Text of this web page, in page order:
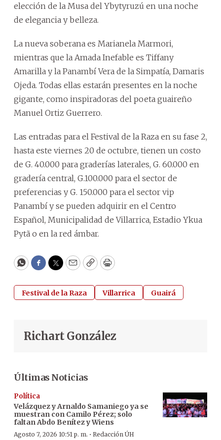
elección de la Musa del Ybytyruzú en una noche
de elegancia y belleza.
La nueva soberana es Marianela Marmori,
mientras que la Amada Inefable es Tiffany
Amarilla y la Panambí Vera de la Simpatía, Damaris
Ojeda. Todas ellas estarán presentes en la noche
gigante, como inspiradoras del poeta guaireño
Manuel Ortiz Guerrero.
Las entradas para el Festival de la Raza en su fase 2,
hasta este viernes 20 de octubre, tienen un costo
de G. 40.000 para graderías laterales, G. 60.000 en
gradería central, G.100.000 para el sector de
preferencias y G. 150.000 para el sector vip
Panambí y se pueden adquirir en el Centro
Español, Municipalidad de Villarrica, Estadio Ykua
Pytã o en la red ámbar.
WhatsApp
Facebook
Twitter
EmailCopyPrint
Festival de la Raza Villarrica Guairá
Richart González
Últimas Noticias
Política
Velázquez y Arnaldo Samaniego ya se
muestran con Camilo Pérez; solo
faltan Abdo Benítez y Wiens
Agosto 7, 2026 10:51 p. m. · Redacción ÚH